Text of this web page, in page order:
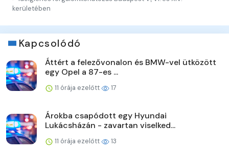
kerületében
Kapcsolódó
Áttért a felezővonalon és BMW-vel ütközött
egy Opel a 87-es ...
11 órája ezelőtt 17
Árokba csapódott egy Hyundai
Lukácsházán - zavartan viselked...
11 órája ezelőtt 13